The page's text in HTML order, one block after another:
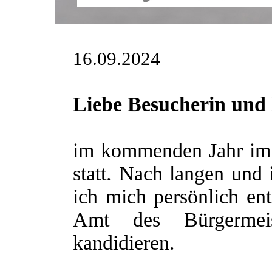
16.09.2024
Liebe Besucherin und
im kommenden Jahr
statt. Nach langen und
ich mich persönlich
Amt des
kandidieren.